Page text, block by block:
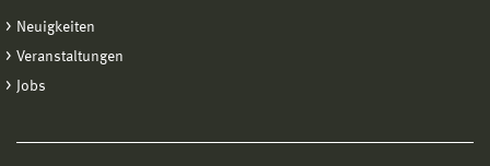
Neuigkeiten
Veranstaltungen
Jobs